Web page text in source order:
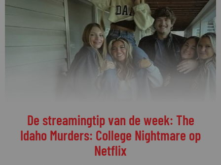
De streamingtip van de week: The
Idaho Murders: College Nightmare op
Netflix